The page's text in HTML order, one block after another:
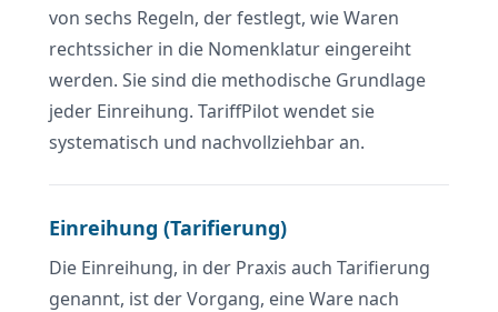
von sechs Regeln, der festlegt, wie Waren
rechtssicher in die Nomenklatur eingereiht
werden. Sie sind die methodische Grundlage
jeder Einreihung. TariffPilot wendet sie
systematisch und nachvollziehbar an.
Einreihung (Tarifierung)
Die Einreihung, in der Praxis auch Tarifierung
genannt, ist der Vorgang, eine Ware nach